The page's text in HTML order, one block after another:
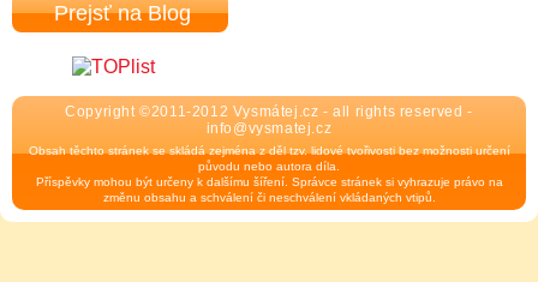
Prejsť na Blog
Copyright ©2011-2012 Vysmátej.cz - all rights reserved -
info@vysmatej.cz
Obsah těchto stránek se skládá zejména z děl tzv. lidové tvořivosti bez možnosti určení
původu nebo autora díla.
Příspěvky mohou být určeny k dalšímu šíření. Správce stránek si vyhrazuje právo na
změnu obsahu a schválení či neschválení vkládaných vtipů.